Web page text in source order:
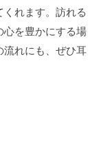
れます。訪れる
心を豊かにする場
流れにも、ぜひ耳